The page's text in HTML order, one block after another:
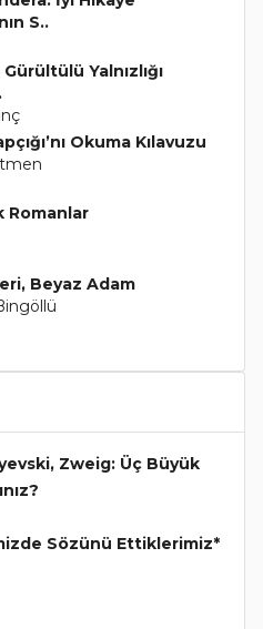
S..
Yalnızlığı
Okuma Kılavuzu
Romanlar
Beyaz Adam
Zweig: Üç Büyük
Sözünü Ettiklerimiz*